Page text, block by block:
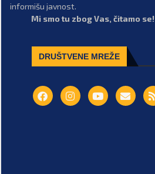
informišu javnost.
Mi smo tu zbog Vas, čitamo se!
DRUŠTVENE MREŽE